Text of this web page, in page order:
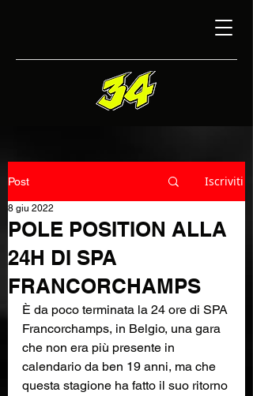
Post Iscriviti
POLE POSITION ALLA
24H DI SPA
FRANCORCHAMPS
8 giu 2022
È da poco terminata la 24 ore di SPA
Francorchamps, in Belgio, una gara
che non era più presente in
calendario da ben 19 anni, ma che
questa stagione ha fatto il suo ritorno